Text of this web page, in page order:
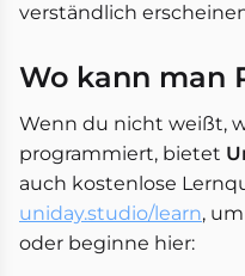
verständlich
Wo kann man
Wenn du nicht weißt,
programmiert, bietet
auch kostenlose
uniday.studio/learn,
oder beginne hier: